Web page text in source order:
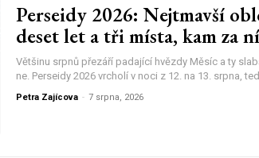
Perseidy 2026: Nejtmavší
deset let a tři místa, kam za
Většinu srpnů přezáří padající hvězdy Měsíc a ty
ne. Perseidy 2026 vrcholí v noci z 12. na 13. srpna,
Petra Zajícova - 7 srpna, 2026